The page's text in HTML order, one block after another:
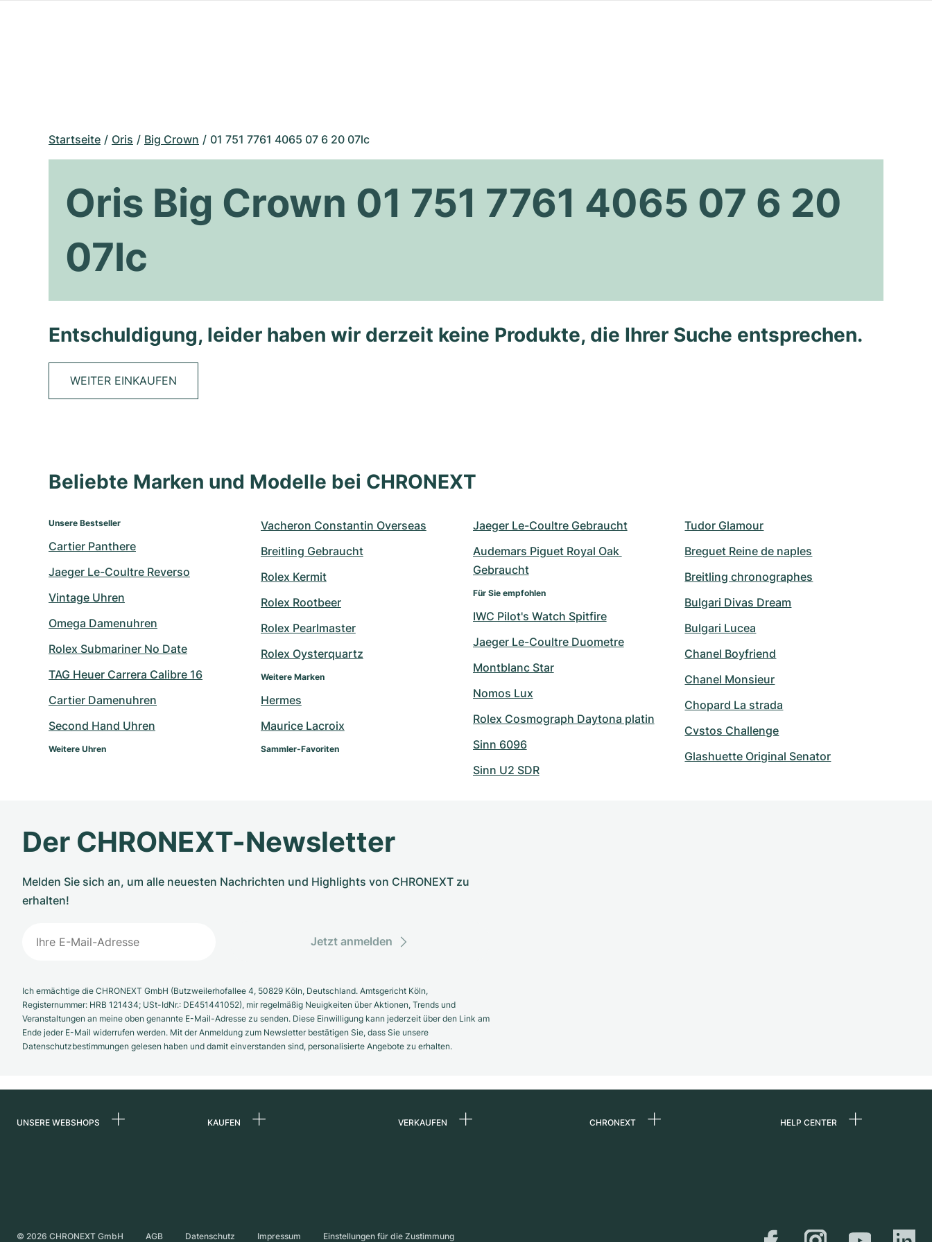
Startseite Oris Big Crown 01 751 7761 4065 07 6 20 07lc
Oris Big Crown 01 751 7761 4065 07 6 20
07lc
Entschuldigung, leider haben wir derzeit keine Produkte, die Ihrer Suche entsprechen.
WEITER EINKAUFEN
Beliebte Marken und Modelle bei CHRONEXT
Unsere Bestseller
Cartier Panthere
Jaeger Le-Coultre Reverso
Vintage Uhren
Omega Damenuhren
Rolex Submariner No Date
TAG Heuer Carrera Calibre 16
Cartier Damenuhren
Second Hand Uhren
Weitere Uhren
Vacheron Constantin Overseas
Breitling Gebraucht
Rolex Kermit
Rolex Rootbeer
Rolex Pearlmaster
Rolex Oysterquartz
Weitere Marken
Hermes
Maurice Lacroix
Sammler-Favoriten
Jaeger Le-Coultre Gebraucht
Audemars Piguet Royal Oak
Gebraucht
Für Sie empfohlen
IWC Pilot's Watch Spitfire
Jaeger Le-Coultre Duometre
Montblanc Star
Nomos Lux
Rolex Cosmograph Daytona platin
Sinn 6096
Sinn U2 SDR
Tudor Glamour
Breguet Reine de naples
Breitling chronographes
Bulgari Divas Dream
Bulgari Lucea
Chanel Boyfriend
Chanel Monsieur
Chopard La strada
Cvstos Challenge
Glashuette Original Senator
Der CHRONEXT-Newsletter
Melden Sie sich an, um alle neuesten Nachrichten und Highlights von CHRONEXT zu
erhalten!
Jetzt anmelden
Ich ermächtige die CHRONEXT GmbH (Butzweilerhofallee 4, 50829 Köln, Deutschland. Amtsgericht Köln,
Registernummer: HRB 121434; USt-IdNr.: DE451441052), mir regelmäßig Neuigkeiten über Aktionen, Trends und
Veranstaltungen an meine oben genannte E-Mail-Adresse zu senden. Diese Einwilligung kann jederzeit über den Link am
Ende jeder E-Mail widerrufen werden. Mit der Anmeldung zum Newsletter bestätigen Sie, dass Sie unsere
Datenschutzbestimmungen gelesen haben und damit einverstanden sind, personalisierte Angebote zu erhalten.
UNSERE WEBSHOPS KAUFEN VERKAUFEN CHRONEXT HELP CENTER
Versand &
© 2026 CHRONEXT GmbH AGB Datenschutz Impressum Einstellungen für die Zustimmung